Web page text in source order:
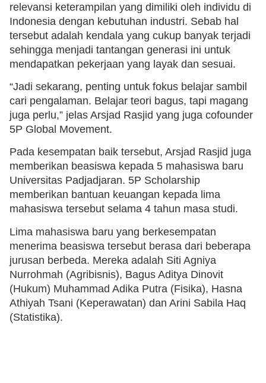
relevansi keterampilan yang dimiliki oleh individu di
Indonesia dengan kebutuhan industri. Sebab hal
tersebut adalah kendala yang cukup banyak terjadi
sehingga menjadi tantangan generasi ini untuk
mendapatkan pekerjaan yang layak dan sesuai.
“Jadi sekarang, penting untuk fokus belajar sambil
cari pengalaman. Belajar teori bagus, tapi magang
juga perlu,” jelas Arsjad Rasjid yang juga cofounder
5P Global Movement.
Pada kesempatan baik tersebut, Arsjad Rasjid juga
memberikan beasiswa kepada 5 mahasiswa baru
Universitas Padjadjaran. 5P Scholarship
memberikan bantuan keuangan kepada lima
mahasiswa tersebut selama 4 tahun masa studi.
Lima mahasiswa baru yang berkesempatan
menerima beasiswa tersebut berasa dari beberapa
jurusan berbeda. Mereka adalah Siti Agniya
Nurrohmah (Agribisnis), Bagus Aditya Dinovit
(Hukum) Muhammad Adika Putra (Fisika), Hasna
Athiyah Tsani (Keperawatan) dan Arini Sabila Haq
(Statistika).